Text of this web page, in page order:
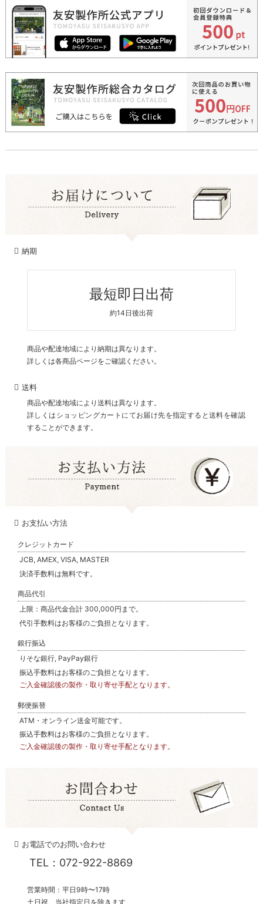
納期
最短即日出荷
約14日後出荷
商品や配達地域により納期は異なります。
詳しくは各商品ページをご確認ください。
送料
商品や配達地域により送料は異なります。
詳しくはショッピングカートにてお届け先を指定すると送料を確認
することができます。
お支払い方法
クレジットカード
JCB, AMEX, VISA, MASTER
決済手数料は無料です。
商品代引
上限：商品代金合計 300,000円まで。
代引手数料はお客様のご負担となります。
銀行振込
りそな銀行, PayPay銀行
振込手数料はお客様のご負担となります。
ご入金確認後の製作・取り寄せ手配となります。
郵便振替
ATM・オンライン送金可能です。
振込手数料はお客様のご負担となります。
ご入金確認後の製作・取り寄せ手配となります。
お電話でのお問い合わせ
TEL：072-922-8869
営業時間：平日9時〜17時
土日祝、当社指定日を除きます